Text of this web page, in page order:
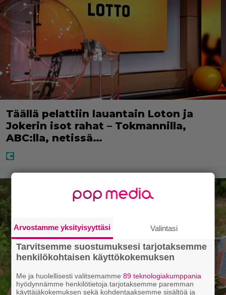
Täällä pelattiin lauantain Loton ja
Jokerin isot rahat – Tokmannilla,
ABC:lla, netissä…
Arvostamme yksityisyyttäsi Valintasi
Tarvitsemme suostumuksesi tarjotaksemme
henkilökohtaisen käyttökokemuksen
Me ja huolellisesti valitsemamme89 teknologiakumppania
hyödynnämme henkilötietoja tarjotaksemme paremman
käyttäjäkokemuksen sekä kohdentaaksemme sisältöä ja